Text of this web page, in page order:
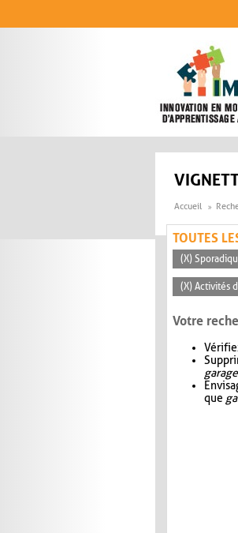
Accueil
TOUTES
(X)
(X) Activités
Votre
que